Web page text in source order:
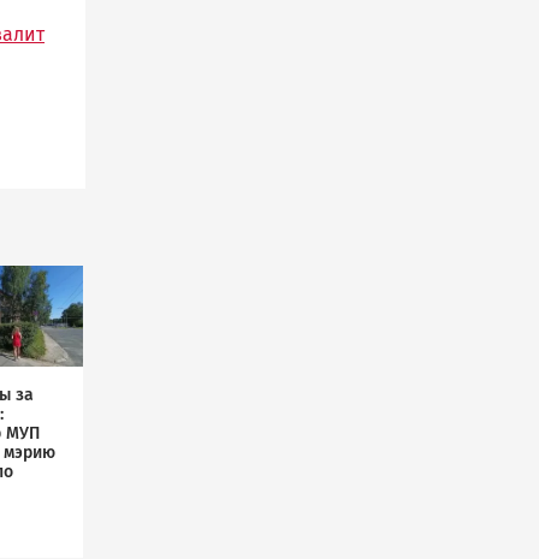
за
МУП
мэрию